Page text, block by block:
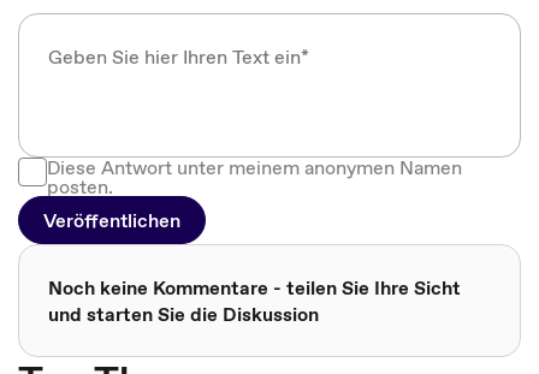
Diese Antwort unter meinem anonymen Namen
posten.
Veröffentlichen
Noch keine Kommentare - teilen Sie Ihre Sicht
und starten Sie die Diskussion